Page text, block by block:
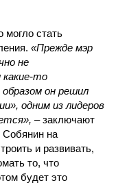
могло стать
«Прежде мэр
не
какие-то
образом он решил
одним из лидеров
– заключают
Собянин на
и развивать,
то, что
будет это